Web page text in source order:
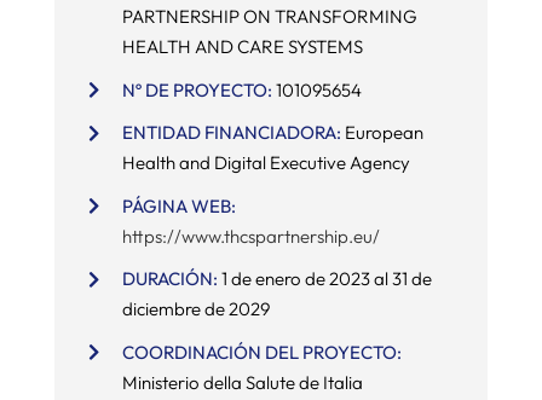
PROYECTOS/COLABORACIONES
SERVICIOS
APOYO I+D+I
NOTICIAS
PARTNERSHIP ON TRANSFORMING
HEALTH AND CARE SYSTEMS
Nº DE PROYECTO: 101095654
ENTIDAD FINANCIADORA: European
Health and Digital Executive Agency
PÁGINA WEB:
https://www.thcspartnership.eu/
DURACIÓN: 1 de enero de 2023 al 31 de
diciembre de 2029
COORDINACIÓN DEL PROYECTO:
Ministerio della Salute de Italia